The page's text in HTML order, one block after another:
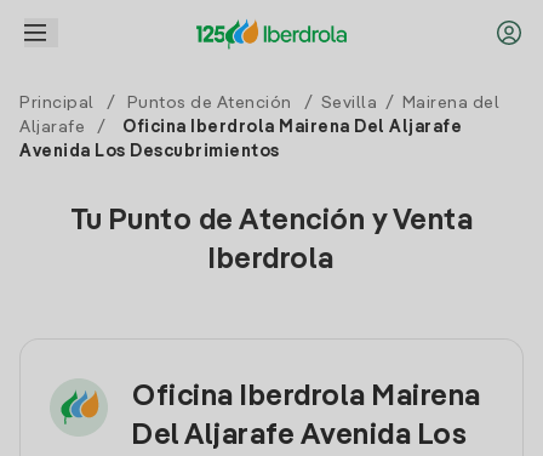
Principal / Puntos de Atención / Sevilla /
Mairena del
Aljarafe
/
Oficina Iberdrola Mairena Del Aljarafe
Avenida Los Descubrimientos
Tu Punto de Atención y Venta
Iberdrola
Oficina Iberdrola Mairena
Del Aljarafe Avenida Los